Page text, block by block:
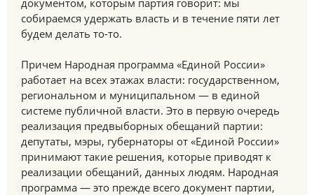
документом, которым партия говорит: мы
собираемся удержать власть и в течение пяти лет
будем делать то-то.
Причем Народная программа «Единой России»
работает на всех этажах власти: государственном,
региональном и муниципальном — в единой
системе публичной власти. Это в первую очередь
реализация предвыборных обещаний партии:
депутаты, мэры, губернаторы от «Единой России»
принимают такие решения, которые приводят к
реализации обещаний, данных людям. Народная
программа — это прежде всего документ партии,